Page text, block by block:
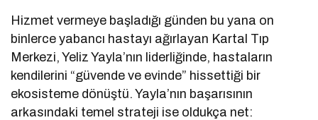
Hizmet vermeye başladığı günden bu yana on
binlerce yabancı hastayı ağırlayan Kartal Tıp
Merkezi, Yeliz Yayla’nın liderliğinde, hastaların
kendilerini “güvende ve evinde” hissettiği bir
ekosisteme dönüştü. Yayla’nın başarısının
arkasındaki temel strateji ise oldukça net: